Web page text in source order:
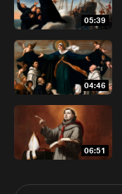
05:39
04:46
06:51